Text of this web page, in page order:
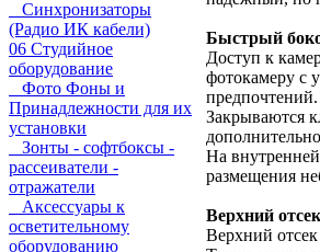
Синхронизаторы
(Радио ИК кабели)
06 Студийное
оборудование
Фото Фоны и
Принадлежности для их
установки
Зонты - софтбоксы -
рассеиватели -
отражатели
Аксессуары к
осветительному
оборудованию
Быстрый
Доступ к
фотокамеру с
предпочтений.
Закрываются
На
размещения
Верхний отсек
Верхний